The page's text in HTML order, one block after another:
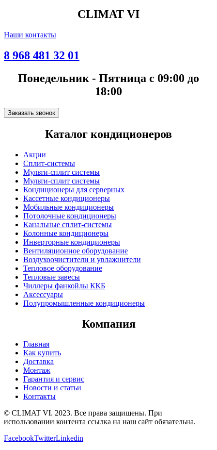
CLIMAT VI
Наши контакты
8 968 481 32 01
Понедельник - Пятница с 09:00 до
18:00
Заказать звонок
Каталог кондиционеров
Акции
Сплит-системы
Мульти-сплит системы
Мульти-сплит системы
Кондиционеры для серверных
Кассетные кондиционеры
Мобильные кондиционеры
Потолочные кондиционеры
Канальные сплит-системы
Колонные кондиционеры
Инверторные кондиционеры
Вентиляционное оборудование
Воздухоочистители и увлажнители
Тепловое оборудование
Тепловые завесы
Чиллеры фанкойлы ККБ
Аксессуары
Полупромышленные кондиционеры
Компания
Главная
Как купить
Доставка
Монтаж
Гарантия и сервис
Новости и статьи
Контакты
© CLIMAT VI. 2023. Все права защищены. При
использовании контента ссылка на наш сайт обязательна.
FacebookTwitterLinkedin